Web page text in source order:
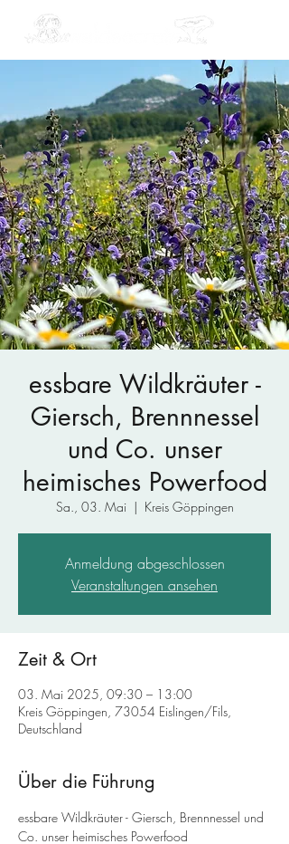
essbare Wildkräuter -
Giersch, Brennnessel
und Co. unser
heimisches Powerfood
Sa., 03. Mai
  |
Kreis Göppingen
Anmeldung abgeschlossen
Veranstaltungen ansehen
Zeit & Ort
03. Mai 2025, 09:30 – 13:00
Kreis Göppingen, 73054 Eislingen/Fils,
Deutschland
Über die Führung
essbare Wildkräuter - Giersch, Brennnessel und
Co. unser heimisches Powerfood